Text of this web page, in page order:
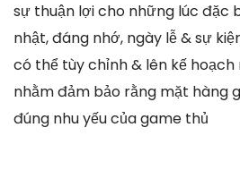
sự thuận lợi cho những lúc đặc
nhật, đáng nhớ, ngày lễ & sự
có thể tùy chỉnh & lên kế
nhằm đảm bảo rằng mặt hàng
đúng nhu yếu của game thủ